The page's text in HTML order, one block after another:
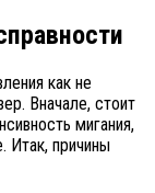
как не
Вначале, стоит
мигания,
Итак, причины